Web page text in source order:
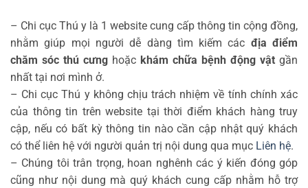
– Chi cục Thú y là 1 website cung cấp thông tin cộng đồng,
nhằm giúp mọi người dễ dàng tìm kiếm các địa điểm
chăm sóc thú cưng hoặc khám chữa bệnh động vật gần
nhất tại nơi mình ở.
– Chi cục Thú y không chịu trách nhiệm về tính chính xác
của thông tin trên website tại thời điểm khách hàng truy
cập, nếu có bất kỳ thông tin nào cần cập nhật quý khách
có thể liên hệ với người quản trị nội dung qua mục Liên hệ.
– Chúng tôi trân trọng, hoan nghênh các ý kiến đóng góp
cũng như nội dung mà quý khách cung cấp nhằm hỗ trợ